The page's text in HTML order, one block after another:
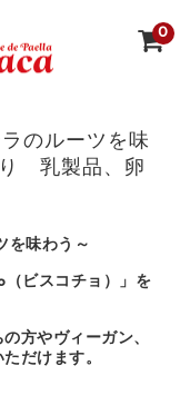
0
のルーツを味
乳製品、卵
を味わう～
（ビスコチョ）」を
方やヴィーガン、
だけます。